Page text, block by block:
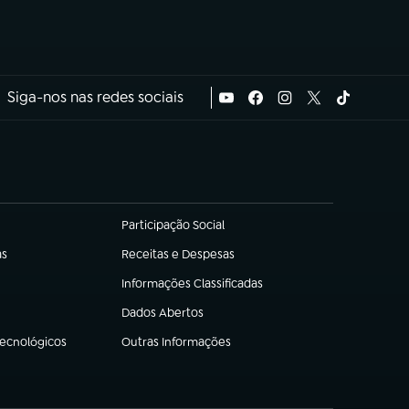
Siga-nos nas redes sociais
Participação Social
(abre em nova aba)
Receitas e Despesas
(abre em nova aba)
Informações Classificadas
(abre em nova aba)
Dados Abertos
(abre em nova aba)
Outras Informações
(abre em nova aba)